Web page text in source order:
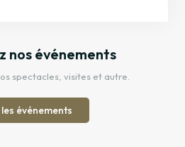
nos événements
spectacles, visites et autre.
événements